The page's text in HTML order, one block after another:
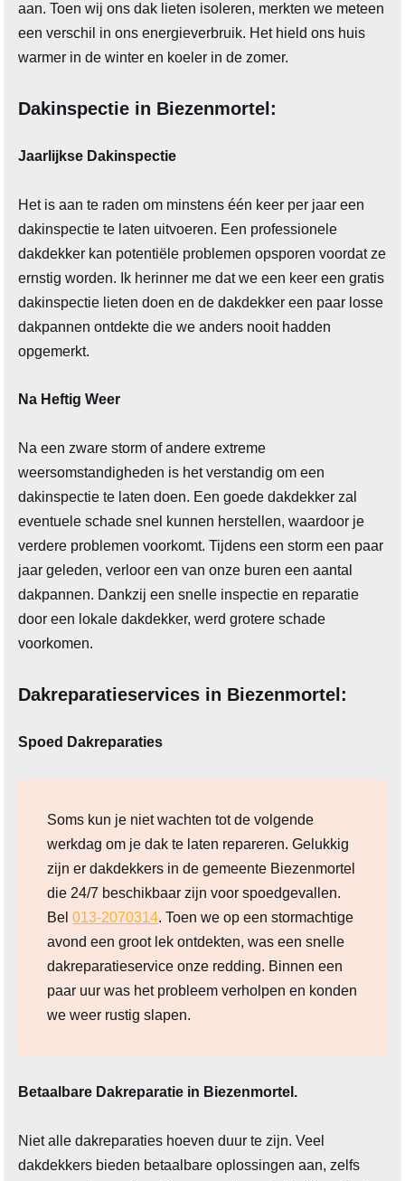
aan. Toen wij ons dak lieten isoleren, merkten we meteen
een verschil in ons energieverbruik. Het hield ons huis
warmer in de winter en koeler in de zomer.
Dakinspectie in Biezenmortel:
Jaarlijkse Dakinspectie
Het is aan te raden om minstens één keer per jaar een
dakinspectie te laten uitvoeren. Een professionele
dakdekker kan potentiële problemen opsporen voordat ze
ernstig worden. Ik herinner me dat we een keer een gratis
dakinspectie lieten doen en de dakdekker een paar losse
dakpannen ontdekte die we anders nooit hadden
opgemerkt.
Na Heftig Weer
Na een zware storm of andere extreme
weersomstandigheden is het verstandig om een
dakinspectie te laten doen. Een goede dakdekker zal
eventuele schade snel kunnen herstellen, waardoor je
verdere problemen voorkomt. Tijdens een storm een paar
jaar geleden, verloor een van onze buren een aantal
dakpannen. Dankzij een snelle inspectie en reparatie
door een lokale dakdekker, werd grotere schade
voorkomen.
Dakreparatieservices in Biezenmortel:
Spoed Dakreparaties
Soms kun je niet wachten tot de volgende
werkdag om je dak te laten repareren. Gelukkig
zijn er dakdekkers in de gemeente Biezenmortel
die 24/7 beschikbaar zijn voor spoedgevallen.
Bel013-2070314. Toen we op een stormachtige
avond een groot lek ontdekten, was een snelle
dakreparatieservice onze redding. Binnen een
paar uur was het probleem verholpen en konden
we weer rustig slapen.
Betaalbare Dakreparatie in Biezenmortel.
Niet alle dakreparaties hoeven duur te zijn. Veel
dakdekkers bieden betaalbare oplossingen aan, zelfs